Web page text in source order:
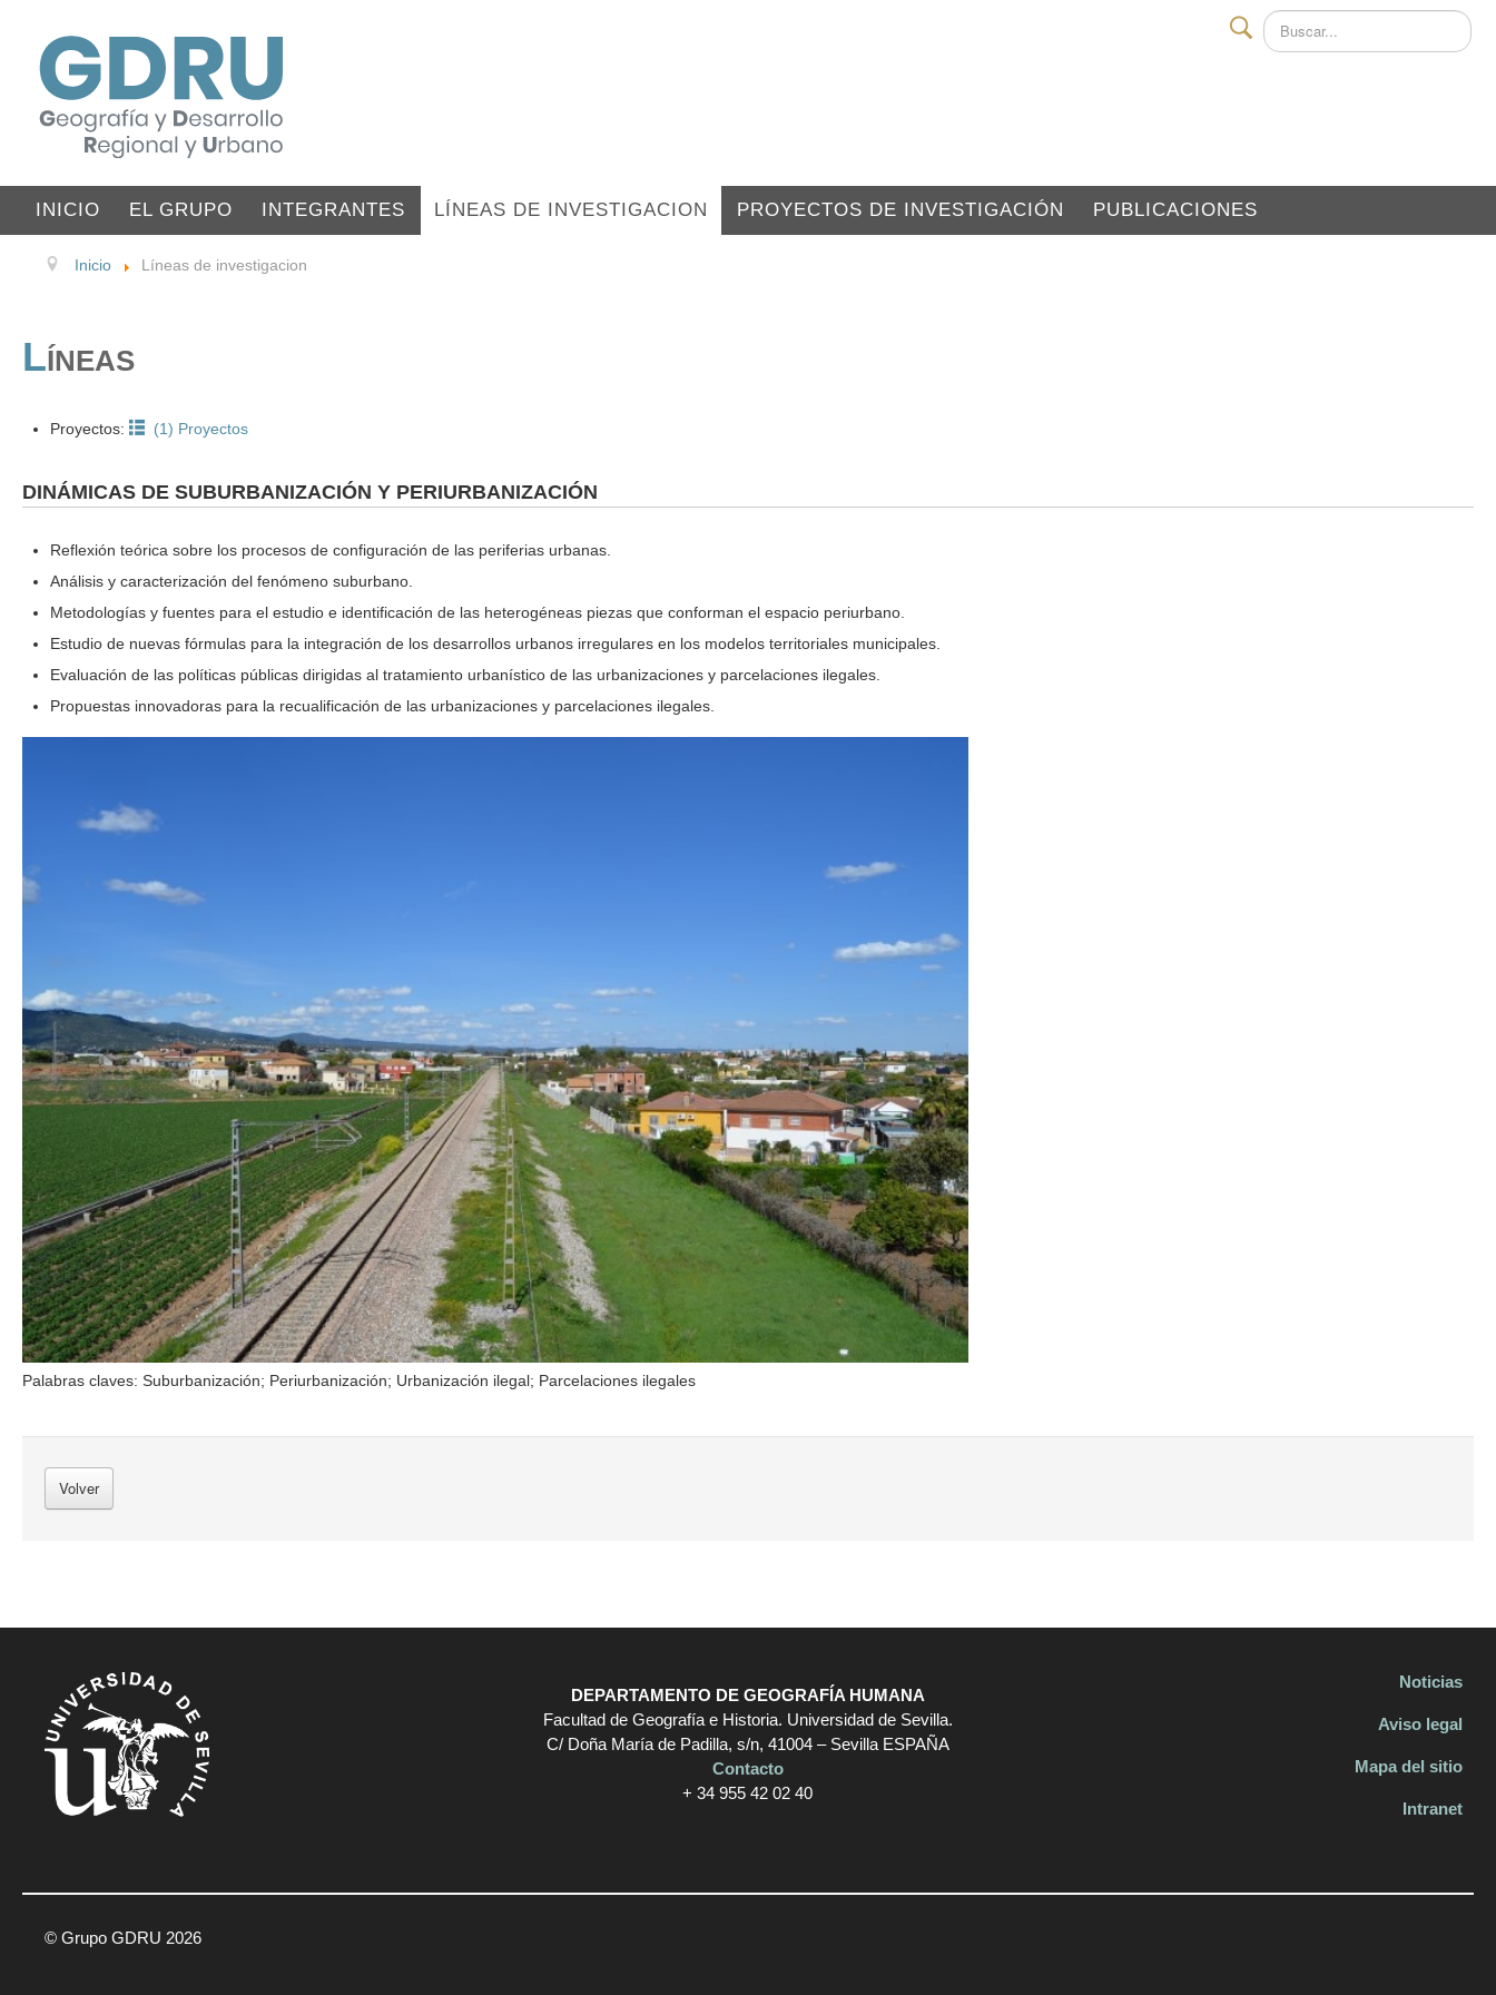
Buscar
INICIO EL GRUPO INTEGRANTES LÍNEAS DE INVESTIGACION PROYECTOS DE INVESTIGACIÓN PUBLICACIONES
Inicio Líneas de investigacion
LÍNEAS
Proyectos: (1) Proyectos
DINÁMICAS DE SUBURBANIZACIÓN Y PERIURBANIZACIÓN
Reflexión teórica sobre los procesos de configuración de las periferias urbanas.
Análisis y caracterización del fenómeno suburbano.
Metodologías y fuentes para el estudio e identificación de las heterogéneas piezas que conforman el espacio periurbano.
Estudio de nuevas fórmulas para la integración de los desarrollos urbanos irregulares en los modelos territoriales municipales.
Evaluación de las políticas públicas dirigidas al tratamiento urbanístico de las urbanizaciones y parcelaciones ilegales.
Propuestas innovadoras para la recualificación de las urbanizaciones y parcelaciones ilegales.
Palabras claves: Suburbanización; Periurbanización; Urbanización ilegal; Parcelaciones ilegales
Volver
DEPARTAMENTO DE GEOGRAFÍA HUMANA
Facultad de Geografía e Historia. Universidad de Sevilla.
C/ Doña María de Padilla, s/n, 41004 – Sevilla ESPAÑA
Contacto
+ 34 955 42 02 40
Noticias
Aviso legal
Mapa del sitio
Intranet
© Grupo GDRU 2026